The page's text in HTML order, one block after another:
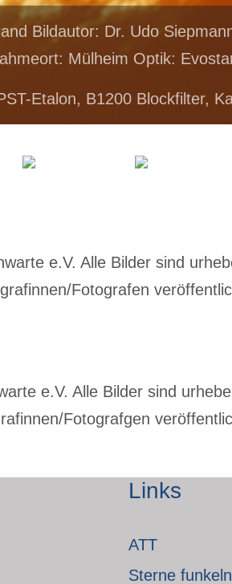
Bildautor: Dr. Udo
Mülheim Optik:
Etalon, B1200 Blockfilter,
e.V. Alle Bilder sind
Fotografen
e.V. Alle Bilder sind
Fotografgen
Links
ATT
Sterne funkeln